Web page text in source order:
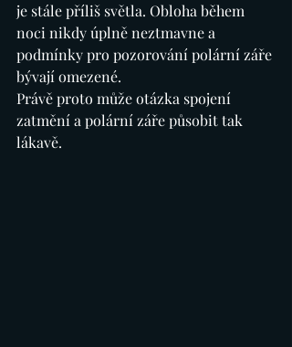
je stále příliš světla. Obloha během
noci nikdy úplně neztmavne a
podmínky pro pozorování polární záře
bývají omezené.
Právě proto může otázka spojení
zatmění a polární záře působit tak
lákavě.